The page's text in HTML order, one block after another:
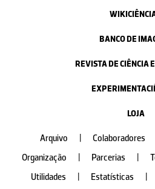
BANCO DE
REVISTA DE CIÊNCIA
LOJA
Arquivo Colaboradores
Organização
Parcerias
Utilidades
Estatísticas